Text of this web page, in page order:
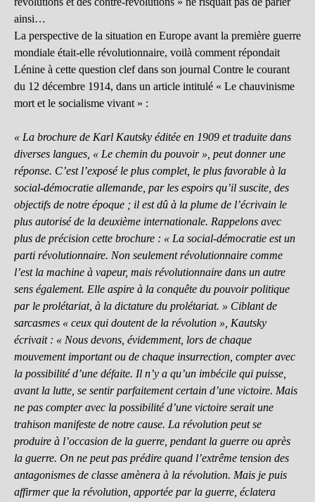
ainsi…
La perspective de la situation en Europe avant la première guerre
mondiale était-elle révolutionnaire, voilà comment répondait
Lénine à cette question clef dans son journal Contre le courant
du 12 décembre 1914, dans un article intitulé « Le chauvinisme
mort et le socialisme vivant » :
« La brochure de Karl Kautsky éditée en 1909 et traduite dans
diverses langues, « Le chemin du pouvoir », peut donner une
réponse. C’est l’exposé le plus complet, le plus favorable à la
social-démocratie allemande, par les espoirs qu’il suscite, des
objectifs de notre époque ; il est dû à la plume de l’écrivain le
plus autorisé de la deuxième internationale. Rappelons avec
plus de précision cette brochure : « La social-démocratie est un
parti révolutionnaire. Non seulement révolutionnaire comme
l’est la machine à vapeur, mais révolutionnaire dans un autre
sens également. Elle aspire à la conquête du pouvoir politique
par le prolétariat, à la dictature du prolétariat. » Ciblant de
sarcasmes « ceux qui doutent de la révolution », Kautsky
écrivait : « Nous devons, évidemment, lors de chaque
mouvement important ou de chaque insurrection, compter avec
la possibilité d’une défaite. Il n’y a qu’un imbécile qui puisse,
avant la lutte, se sentir parfaitement certain d’une victoire. Mais
ne pas compter avec la possibilité d’une victoire serait une
trahison manifeste de notre cause. La révolution peut se
produire à l’occasion de la guerre, pendant la guerre ou après
la guerre. On ne peut pas prédire quand l’extrême tension des
antagonismes de classe amènera à la révolution. Mais je puis
affirmer que la révolution, apportée par la guerre, éclatera